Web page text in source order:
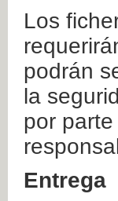
Los
podrán
la
por
Entrega